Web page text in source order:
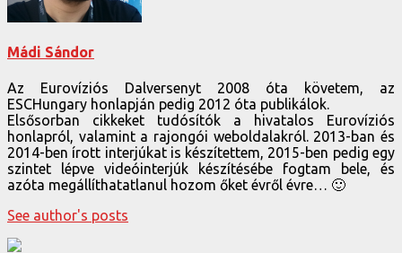
Mádi Sándor
Az Eurovíziós Dalversenyt 2008 óta követem, az
ESCHungary honlapján pedig 2012 óta publikálok.
Elsősorban cikkeket tudósítók a hivatalos Eurovíziós
honlapról, valamint a rajongói weboldalakról. 2013-ban és
2014-ben írott interjúkat is készítettem, 2015-ben pedig egy
szintet lépve videóinterjúk készítésébe fogtam bele, és
azóta megállíthatatlanul hozom őket évről évre… 🙂
See author's posts